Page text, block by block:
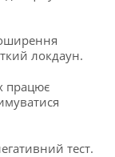
локдаун.
працює
тест.